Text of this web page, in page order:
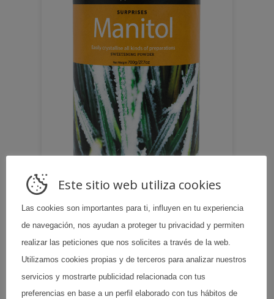
Saber más
Elaboraciones
Este sitio web utiliza cookies
Las cookies son importantes para ti, influyen en tu experiencia
de navegación, nos ayudan a proteger tu privacidad y permiten
realizar las peticiones que nos solicites a través de la web.
Utilizamos cookies propias y de terceros para analizar nuestros
servicios y mostrarte publicidad relacionada con tus
preferencias en base a un perfil elaborado con tus hábitos de